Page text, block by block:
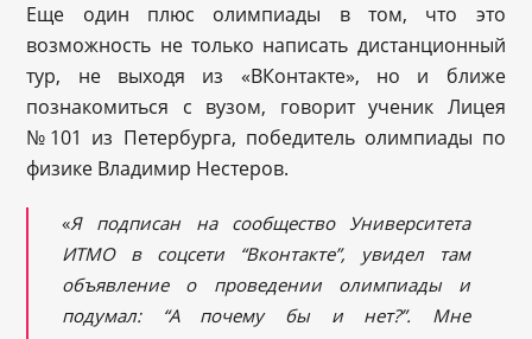
Еще один плюс олимпиады в том, что это
возможность не только написать дистанционный
тур, не выходя из «ВКонтакте», но и ближе
познакомиться с вузом, говорит ученик Лицея
№101 из Петербурга, победитель олимпиады по
физике Владимир Нестеров.
«Я подписан на сообщество Университета
ИТМО в соцсети “Вконтакте”, увидел там
объявление о проведении олимпиады и
подумал: “А почему бы и нет?”. Мне